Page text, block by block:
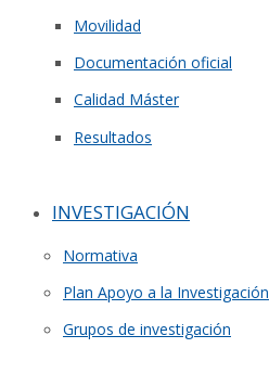
Movilidad
Documentación oficial
Calidad Máster
Resultados
INVESTIGACIÓN
Normativa
Plan Apoyo a la Investigación
Grupos de investigación